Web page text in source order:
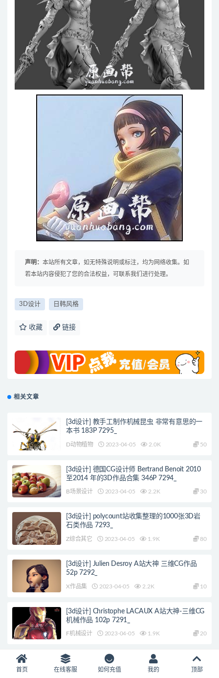
声明： 本站所有文章，如无特殊说明或标注，均为网络收集。如
若本站内容侵犯了您的合法权益，可联系我们进行处理。
3D设计 日韩风格
收藏 链接
相关文章
[3d设计] 教手工制作机械昆虫 非常有意思的一
本书 183P 7295_
D动物植物 2023-04-05 2.0K 50
[3d设计] 德国CG设计师 Bertrand Benoit 2010
至2014 年的3D作品合集 346P 7294_
B场景设计 2023-04-05 2.2K 30
[3d设计] polycount站收集整理的1000张3D岩
石类作品 7293_
Z综合其它 2023-04-05 1.9K 80
[3d设计] Julien Desroy A站大神 三维CG作品
52p 7292_
X作品集 2023-04-05 2.2K 10
[3d设计] Christophe LACAUX A站大神-三维CG
机械作品 102p 7291_
F机械设计 2023-04-05 1.9K 20
[游戏CG] 手动搬运A站《无主之地3》角色、道
具、场景模型展示326P 7287_
首页 在线客服 如何充值 我的 顶部